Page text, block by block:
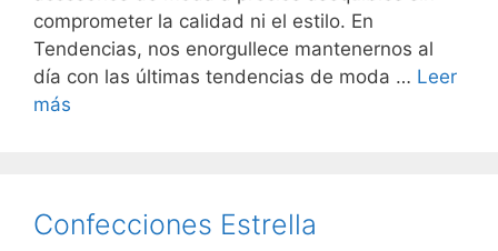
comprometer la calidad ni el estilo. En
Tendencias, nos enorgullece mantenernos al
día con las últimas tendencias de moda … Leer
más
Confecciones Estrella